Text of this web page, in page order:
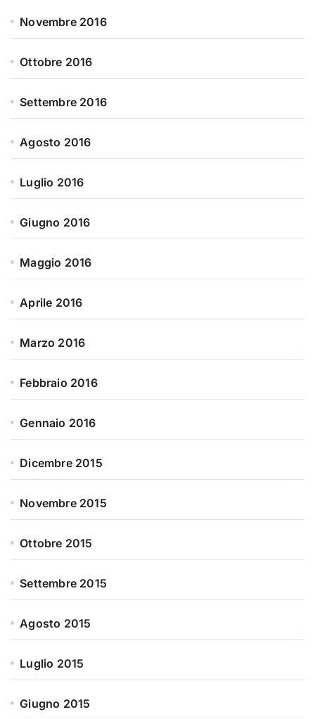
Novembre 2016
Ottobre 2016
Settembre 2016
Agosto 2016
Luglio 2016
Giugno 2016
Maggio 2016
Aprile 2016
Marzo 2016
Febbraio 2016
Gennaio 2016
Dicembre 2015
Novembre 2015
Ottobre 2015
Settembre 2015
Agosto 2015
Luglio 2015
Giugno 2015